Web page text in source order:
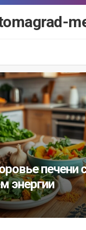
печени
энергии